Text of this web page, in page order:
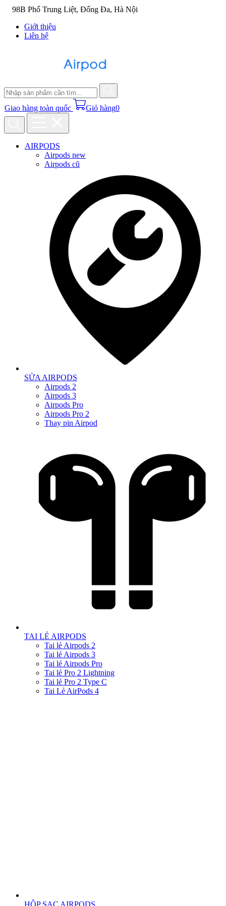
98B Phố Trung Liệt, Đống Đa, Hà Nội
Giới thiệu
Liên hệ
Giao hàng toàn quốc Giỏ hàng0
AIRPODS
Airpods new
Airpods cũ
SỬA AIRPODS
Airpods 2
Airpods 3
Airpods Pro
Airpods Pro 2
Thay pin Airpod
TAI LẺ AIRPODS
Tai lẻ Airpods 2
Tai lẻ Airpods 3
Tai lẻ Airpods Pro
Tai lẻ Pro 2 Lightning
Tai lẻ Pro 2 Type C
Tai Lẻ AirPods 4
HỘP SẠC AIRPODS